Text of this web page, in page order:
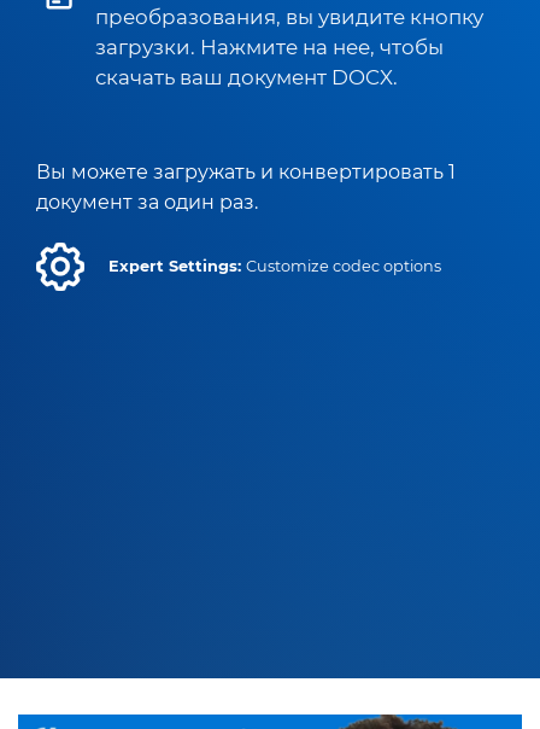
преобразования, вы увидите кнопку
загрузки. Нажмите на нее, чтобы
скачать ваш документ DOCX.
Вы можете загружать и конвертировать 1
документ за один раз.
Expert Settings: Customize codec options